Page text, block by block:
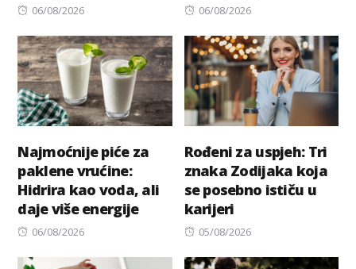
Posted
06/08/2026
Posted
06/08/2026
Najmoćnije piće za
paklene vrućine:
Hidrira kao voda, ali
daje više energije
Posted
06/08/2026
Rođeni za uspjeh: Tri
znaka Zodijaka koja
se posebno ističu u
karijeri
Posted
05/08/2026